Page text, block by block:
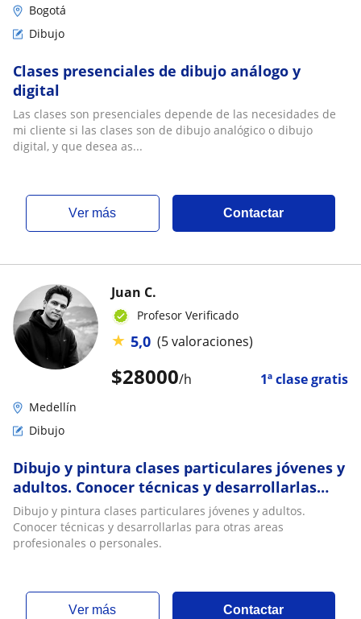
Bogotá
Dibujo
Clases presenciales de dibujo análogo y
digital
Las clases son presenciales depende de las necesidades de
mi cliente si las clases son de dibujo analógico o dibujo
digital, y que desea as...
ver más Contactar
$28000/h 1ª clase gratis
Juan C.
Profesor Verificado
★ 5,0 (5 valoraciones)
Medellín
Dibujo
Dibujo y pintura clases particulares jóvenes y
adultos. Conocer técnicas y desarrollarlas
para otras areas profesionales
Dibujo y pintura clases particulares jóvenes y adultos.
Conocer técnicas y desarrollarlas para otras areas
profesionales o personales.
ver más Contactar